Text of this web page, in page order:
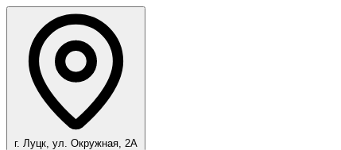
г. Луцк, ул. Окружная, 2А